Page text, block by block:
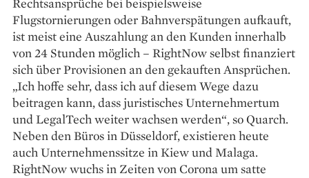
Flugstornierungen oder Bahnverspätungen aufkauft,
ist meist eine Auszahlung an den Kunden innerhalb
von 24 Stunden möglich – RightNow selbst finanziert
sich über Provisionen an den gekauften Ansprüchen.
„Ich hoffe sehr, dass ich auf diesem Wege dazu
beitragen kann, dass juristisches Unternehmertum
und LegalTech weiter wachsen werden“, so Quarch.
Neben den Büros in Düsseldorf, existieren heute
auch Unternehmenssitze in Kiew und Malaga.
RightNow wuchs in Zeiten von Corona um satte